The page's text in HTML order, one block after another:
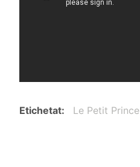
Etichetat Le Petit Prince